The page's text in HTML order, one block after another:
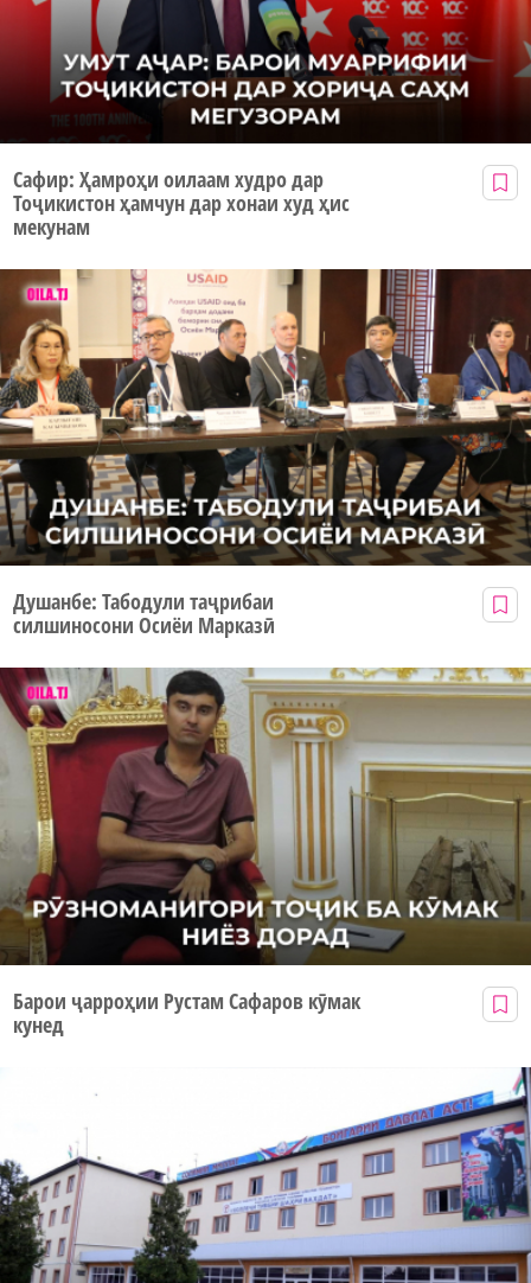
Сафир: Ҳамроҳи оилаам худро дар
Тоҷикистон ҳамчун дар хонаи худ ҳис
мекунам
Душанбе: Табодули таҷрибаи
силшиносони Осиёи Марказӣ
Барои ҷарроҳии Рустам Сафаров кӯмак
кунед